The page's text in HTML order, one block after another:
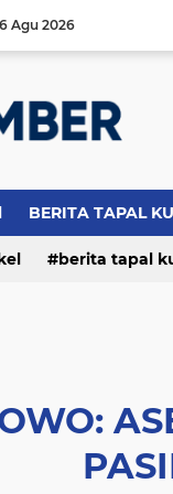
6 Agu 2026
BERITA TAPAL
berita tapal